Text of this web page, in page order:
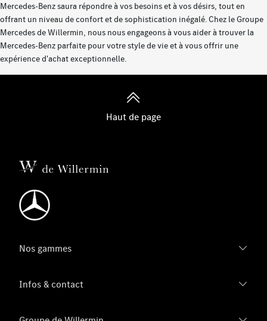
Mercedes-Benz saura répondre à vos besoins et à vos désirs, tout en
offrant un niveau de confort et de sophistication inégalé. Chez le Groupe
Mercedes de Willermin, nous nous engageons à vous aider à trouver la
Mercedes-Benz parfaite pour votre style de vie et à vous offrir une
expérience d'achat exceptionnelle.
Haut de page
Nos gammes
Infos & contact